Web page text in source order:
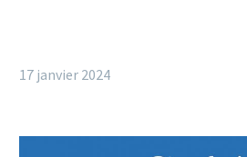
17 janvier 2024